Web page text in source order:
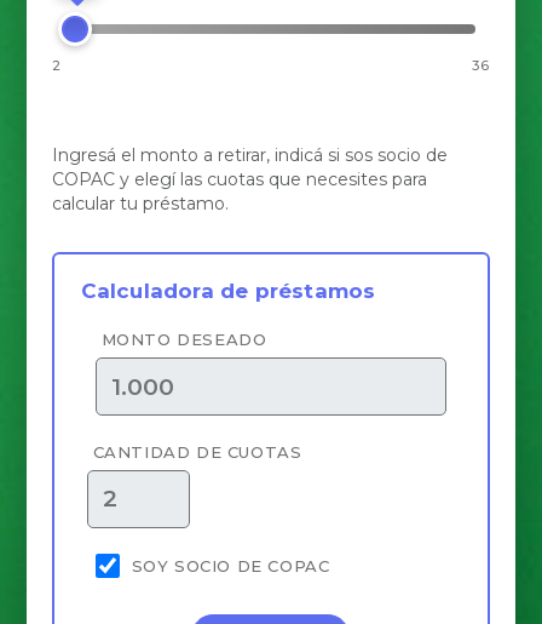
2 36
Ingresá el monto a retirar, indicá si sos socio de
COPAC y elegí las cuotas que necesites para
calcular tu préstamo.
Calculadora de préstamos
MONTO DESEADO
CANTIDAD DE CUOTAS
SOY SOCIO DE COPAC